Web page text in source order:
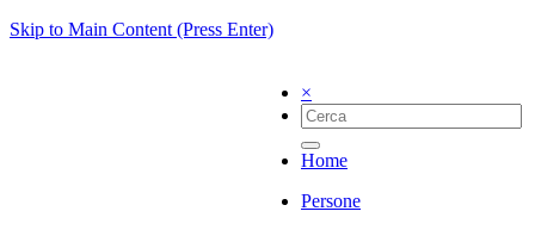
Skip to Main Content (Press Enter)
×
Home
Persone